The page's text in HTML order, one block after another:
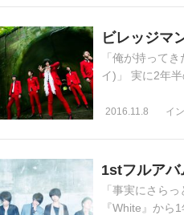
ビレッジマ
「俺が持って
イ)」 実に2年半
2016.11.8 イ
1stフルアバ
「事実にさら
『White』から1